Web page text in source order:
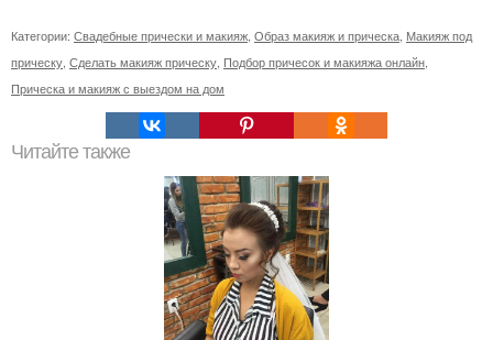
Категории: Свадебные прически и макияж Образ макияж и прическа Макияж под
прическу Сделать макияж прическу Подбор причесок и макияжа онлайн
Прическа и макияж с выездом на дом
Читайте также